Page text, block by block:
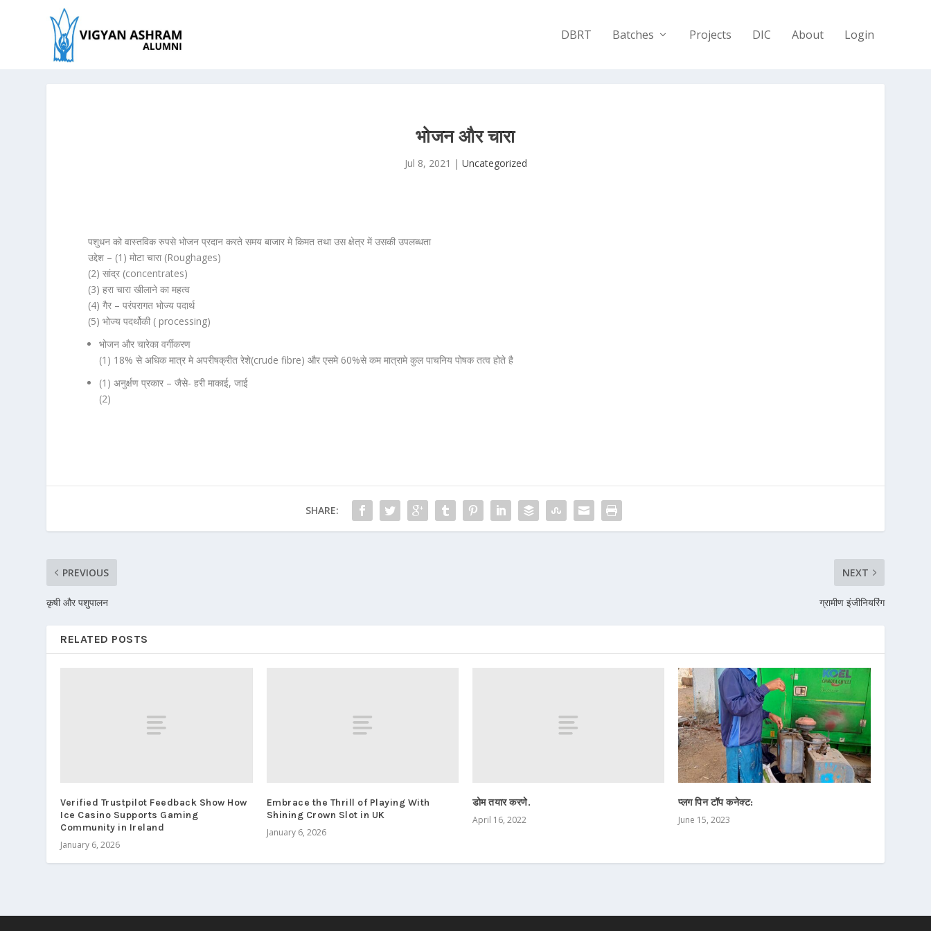
DBRT Batches Projects DIC About Login
भोजन और चारा
Jul 8, 2021 | Uncategorized
पशुधन को वास्तविक रुपसे भोजन प्रदान करते समय बाजार मे किमत तथा उस क्षेत्र में उसकी उपलब्धता
उद्देश – (1) मोटा चारा (Roughages)
(2) सांद्र (concentrates)
(3) हरा चारा खीलाने का महत्व
(4) गैर – परंपरागत भोज्य पदार्थ
(5) भोज्य पदर्थोकी ( processing)
भोजन और चारेका वर्गीकरण
(1) 18% से अधिक मात्र मे अपरीषक्रीत रेशे(crude fibre) और एसमे 60%से कम मात्रामे कुल पाचनिय पोषक तत्व होते है
(1) अनुर्क्षण प्रकार – जैसे- हरी माकाई, जाई
(2)
SHARE:
PREVIOUS
कृषी और पशुपालन
NEXT
ग्रामीण इंजीनियरिंग
RELATED POSTS
Verified Trustpilot Feedback Show How
Ice Casino Supports Gaming
Community in Ireland
January 6, 2026
Embrace the Thrill of Playing With
Shining Crown Slot in UK
January 6, 2026
डोम तयार करणे.
April 16, 2022
प्लग पिन टॉप कनेक्ट:
June 15, 2023